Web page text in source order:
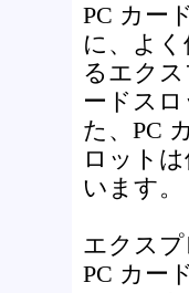
PC カー
に、よ
るエク
ードス
た、PC
ロット
います。
エクス
PC カー